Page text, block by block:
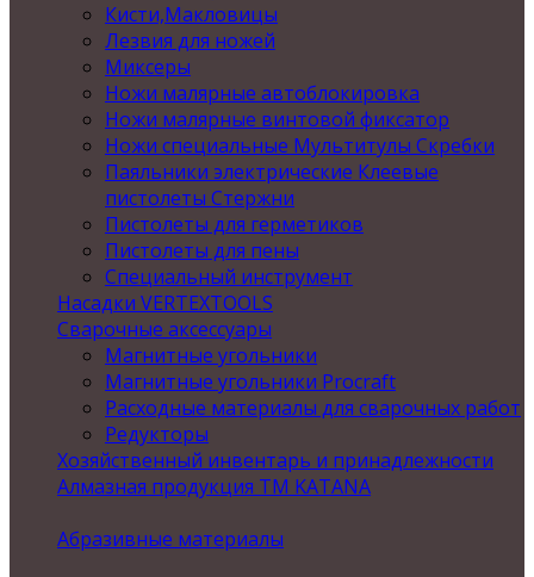
Кисти,Макловицы
Лезвия для ножей
Миксеры
Ножи малярные автоблокировка
Ножи малярные винтовой фиксатор
Ножи специальные Мультитулы Скребки
Паяльники электрические Клеевые
пистолеты Стержни
Пистолеты для герметиков
Пистолеты для пены
Специальный инструмент
Насадки VERTEXTOOLS
Сварочные аксессуары
Магнитные угольники
Магнитные угольники Procraft
Расходные материалы для сварочных работ
Редукторы
Хозяйственный инвентарь и принадлежности
Алмазная продукция ТМ KATANA
Абразивные материалы